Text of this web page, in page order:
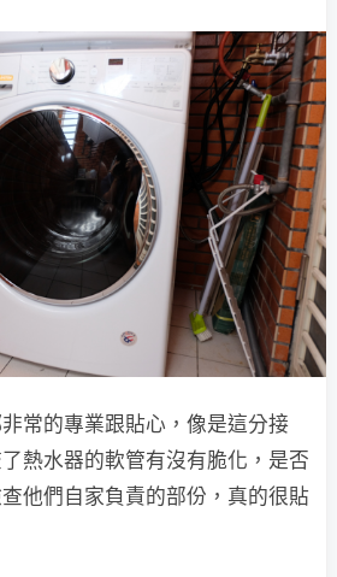
常的專業跟貼心，像是這分接
熱水器的軟管有沒有脆化，是否
他們自家負責的部份，真的很貼